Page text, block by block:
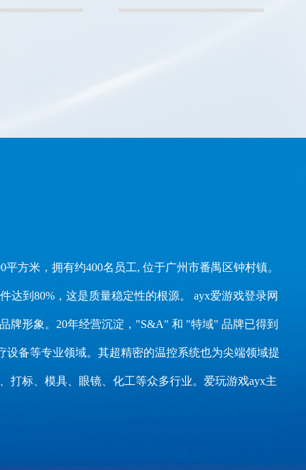
方米，拥有约400名员工, 位于广州市番禺区钟村镇。
到80%，这是质量稳定性的根源。 ayx爱游戏登录网
牌形象。20年经营沉淀，"S&A" 和 "特域" 品牌已得到
备等专业领域。其超精密的温控系统也为尖端领域提
打标、模具、眼镜、化工等众多行业。爱玩游戏ayx主